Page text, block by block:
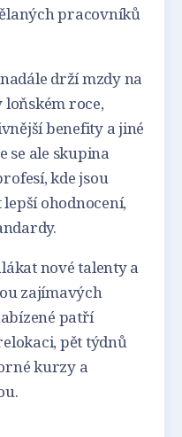
pracovníků
drží mzdy na
roce,
benefity a jiné
se ale skupina
kde jsou
ohodnocení,
nové talenty a
zajímavých
patří
pět týdnů
kurzy a